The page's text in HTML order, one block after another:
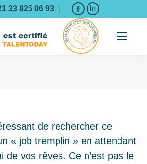
33 825 06 93 |
La
page
Facebook
s'ouvre
La
page
LinkedIn
s'ouvre
de rechercher ce
« job tremplin » en attendant
de vos rêves. Ce n’est pas le